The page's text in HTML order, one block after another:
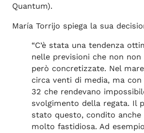
Quantum).
María Torrijo spiega la sua
“C’è stata una tendenza
nelle previsioni che non non
però concretizzate. Nel mare
circa venti di media, ma
32 che rendevano
svolgimento della regata. Il
stato questo, condito anche
molto fastidiosa. Ad